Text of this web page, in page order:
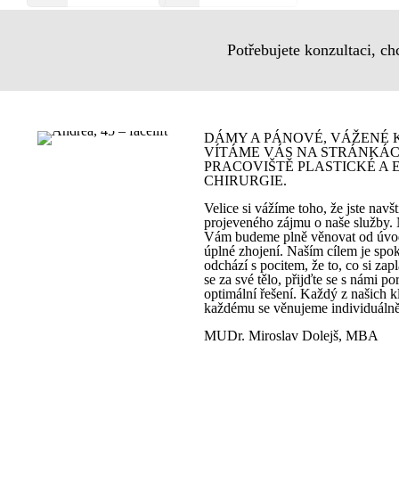
Potřebujete konzultaci,
DÁMY A PÁNOVÉ, VÁŽENÉ
VÍTÁME VÁS NA
PRACOVIŠTĚ PLASTICKÉ A
CHIRURGIE.
Velice si vážíme toho, že jste
projeveného zájmu o naše služby.
Vám budeme plně věnovat od
úplné zhojení. Naším cílem je
odchází s pocitem, že to, co si
se za své tělo, přijďte se s námi
optimální řešení. Každý z našich
každému se věnujeme
MUDr. Miroslav Dolejš, MBA